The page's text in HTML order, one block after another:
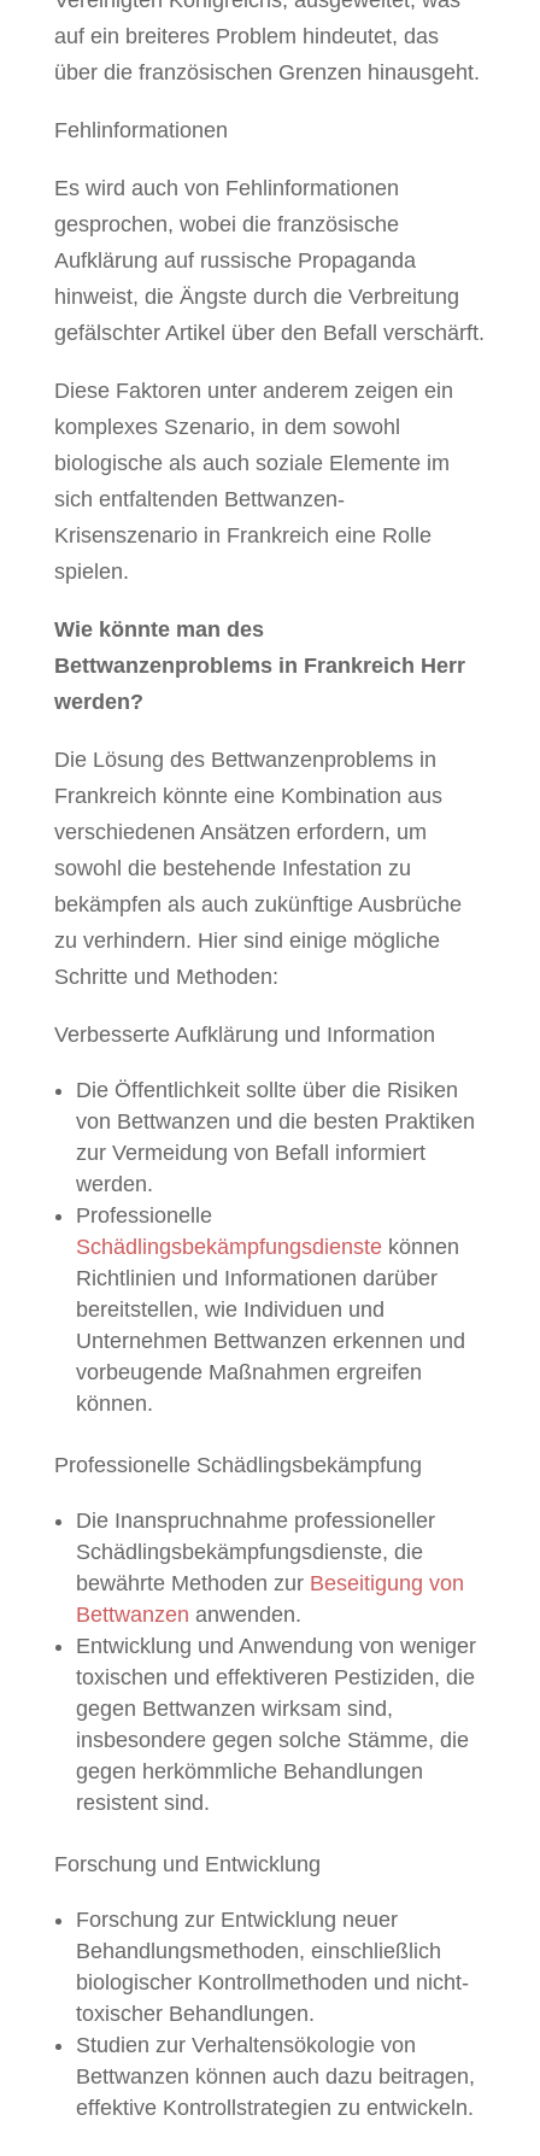
auf ein breiteres Problem hindeutet, das
über die französischen Grenzen hinausgeht.
Fehlinformationen
Es wird auch von Fehlinformationen
gesprochen, wobei die französische
Aufklärung auf russische Propaganda
hinweist, die Ängste durch die Verbreitung
gefälschter Artikel über den Befall verschärft.
Diese Faktoren unter anderem zeigen ein
komplexes Szenario, in dem sowohl
biologische als auch soziale Elemente im
sich entfaltenden Bettwanzen-
Krisenszenario in Frankreich eine Rolle
spielen.
Wie könnte man des
Bettwanzenproblems in Frankreich Herr
werden?
Die Lösung des Bettwanzenproblems in
Frankreich könnte eine Kombination aus
verschiedenen Ansätzen erfordern, um
sowohl die bestehende Infestation zu
bekämpfen als auch zukünftige Ausbrüche
zu verhindern. Hier sind einige mögliche
Schritte und Methoden:
Verbesserte Aufklärung und Information
Die Öffentlichkeit sollte über die Risiken
von Bettwanzen und die besten Praktiken
zur Vermeidung von Befall informiert
werden.
Professionelle
Schädlingsbekämpfungsdienstekönnen
Richtlinien und Informationen darüber
bereitstellen, wie Individuen und
Unternehmen Bettwanzen erkennen und
vorbeugende Maßnahmen ergreifen
können.
Professionelle Schädlingsbekämpfung
Die Inanspruchnahme professioneller
Schädlingsbekämpfungsdienste, die
bewährte Methoden zur Beseitigung von
Bettwanzen anwenden.
Entwicklung und Anwendung von weniger
toxischen und effektiveren Pestiziden, die
gegen Bettwanzen wirksam sind,
insbesondere gegen solche Stämme, die
gegen herkömmliche Behandlungen
resistent sind.
Forschung und Entwicklung
Forschung zur Entwicklung neuer
Behandlungsmethoden, einschließlich
biologischer Kontrollmethoden und nicht-
toxischer Behandlungen.
Studien zur Verhaltensökologie von
Bettwanzen können auch dazu beitragen,
effektive Kontrollstrategien zu entwickeln.